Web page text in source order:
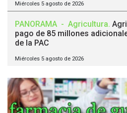
Miércoles 5 agosto de 2026
PANORAMA - Agricultura.
pago de 85 millones
de la PAC
Miércoles 5 agosto de 2026